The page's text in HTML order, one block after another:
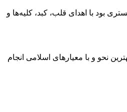
بود با اهدای قلب، کبد، کلیه‌ها و
نحو و با معیارهای اسلامی انجام